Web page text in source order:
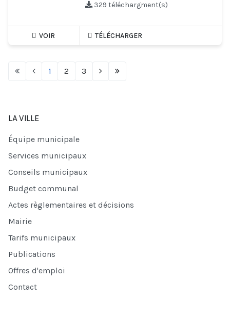
329 téléchargment(s)
VOIR TÉLÉCHARGER
1 2 3
LA VILLE
Équipe municipale
Services municipaux
Conseils municipaux
Budget communal
Actes règlementaires et décisions
Mairie
Tarifs municipaux
Publications
Offres d'emploi
Contact